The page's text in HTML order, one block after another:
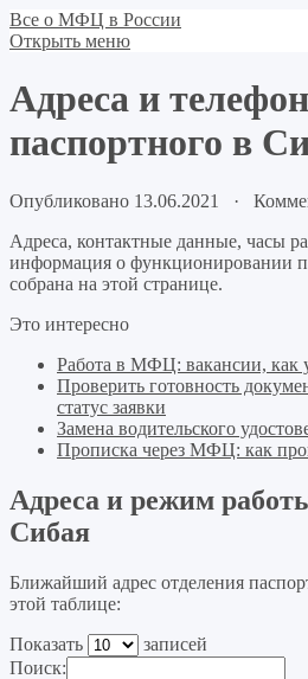
Все о МФЦ в России
Открыть меню
Адреса и
паспортного в
Опубликовано 13.06.2021 ·
Адреса, контактные данные, часы
информация о функционировании
собрана на этой странице.
Это интересно
Работа в МФЦ: вакансии, как
Проверить готовность
статус заявки
Замена водительского
Прописка через МФЦ: как
Адреса и режим
Сибая
Ближайший адрес отделения
этой таблице:
Показать
записей
Поиск: